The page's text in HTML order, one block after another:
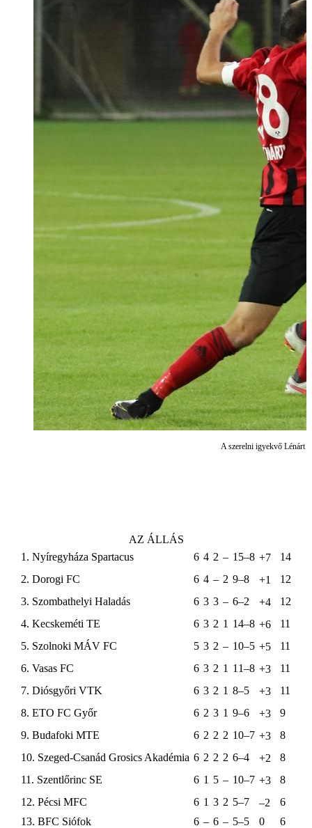
A szerelni igyekvő Lénárt
AZ ÁLLÁS
1. Nyíregyháza Spartacus
6 4 2 – 15–8 +7
14
2. Dorogi FC
6 4 – 2 9–8 +1
12
3. Szombathelyi Haladás
6 3 3 – 6–2 +4
12
4. Kecskeméti TE
6 3 2 1 14–8 +6
11
5. Szolnoki MÁV FC
5 3 2 – 10–5 +5
11
6. Vasas FC
6 3 2 1 11–8 +3
11
7. Diósgyőri VTK
6 3 2 1 8–5 +3
11
8. ETO FC Győr
6 2 3 1 9–6 +3
9
9. Budafoki MTE
6 2 2 2 10–7 +3
8
10. Szeged-Csanád Grosics Akadémia 6 2 2 2 6–4 +2
8
11. Szentlőrinc SE
6 1 5 – 10–7 +3
8
12. Pécsi MFC
6 1 3 2 5–7 –2
6
13. BFC Siófok
6 – 6 – 5–5 0
6